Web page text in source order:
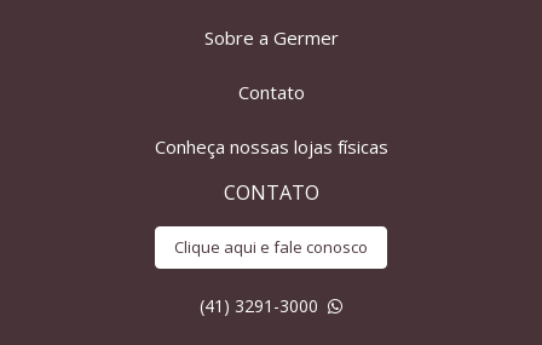
Sobre a Germer
Contato
Conheça nossas lojas físicas
CONTATO
Clique aqui e fale conosco
(41) 3291-3000